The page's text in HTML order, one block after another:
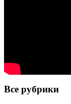
Все рубрики